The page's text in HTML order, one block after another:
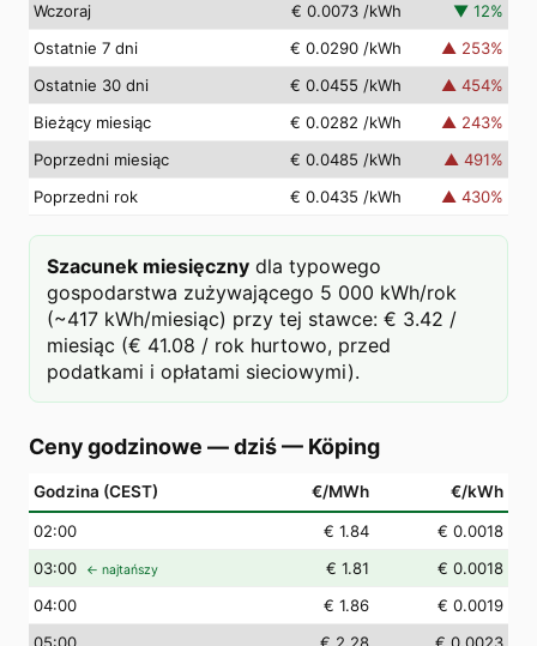
Wczoraj
€ 0.0073 /kWh ▼ 12%
Ostatnie 7 dni
€ 0.0290 /kWh ▲ 253%
Ostatnie 30 dni
€ 0.0455 /kWh ▲ 454%
Bieżący miesiąc
€ 0.0282 /kWh ▲ 243%
Poprzedni miesiąc
€ 0.0485 /kWh ▲ 491%
Poprzedni rok
€ 0.0435 /kWh ▲ 430%
Szacunek miesięczny dla typowego
gospodarstwa zużywającego 5 000 kWh/rok
(~417 kWh/miesiąc) przy tej stawce: € 3.42 /
miesiąc (€ 41.08 / rok hurtowo, przed
podatkami i opłatami sieciowymi).
Ceny godzinowe — dziś— Köping
Godzina (CEST) €/MWh €/kWh
02:00 € 1.84
€ 0.0018
03:00 ← najtańszy € 1.81
€ 0.0018
04:00 € 1.86
€ 0.0019